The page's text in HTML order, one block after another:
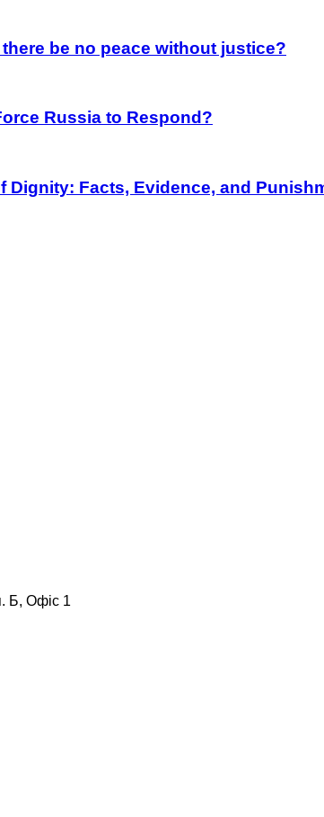
be no peace without justice?
Russia to Respond?
Facts, Evidence, and
Б, Офіс 1